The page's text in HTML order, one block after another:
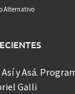
Alternativo
Así y Asá.
Galli